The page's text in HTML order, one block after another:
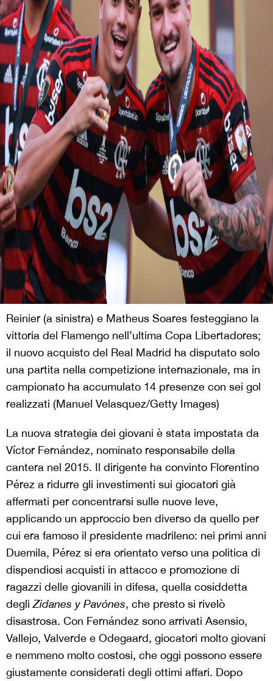
Reinier (a sinistra) e Matheus Soares festeggiano la
vittoria del Flamengo nell’ultima Copa Libertadores;
il nuovo acquisto del Real Madrid ha disputato solo
una partita nella competizione internazionale, ma in
campionato ha accumulato 14 presenze con sei gol
realizzati (Manuel Velasquez/Getty Images)
La nuova strategia dei giovani è stata impostata da
Víctor Fernández, nominato responsabile della
cantera nel 2015. Il dirigente ha convinto Florentino
Pérez a ridurre gli investimenti sui giocatori già
affermati per concentrarsi sulle nuove leve,
applicando un approccio ben diverso da quello per
cui era famoso il presidente madrileno: nei primi anni
Duemila, Pérez si era orientato verso una politica di
dispendiosi acquisti in attacco e promozione di
ragazzi delle giovanili in difesa, quella cosiddetta
degliZidanes y Pavónes, che presto si rivelò
disastrosa. Con Fernández sono arrivati Asensio,
Vallejo, Valverde e Odegaard, giocatori molto giovani
e nemmeno molto costosi, che oggi possono essere
giustamente considerati degli ottimi affari. Dopo